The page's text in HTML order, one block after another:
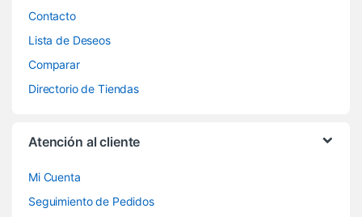
Contacto
Lista de Deseos
Comparar
Directorio de Tiendas
Atención al cliente
Mi Cuenta
Seguimiento de Pedidos